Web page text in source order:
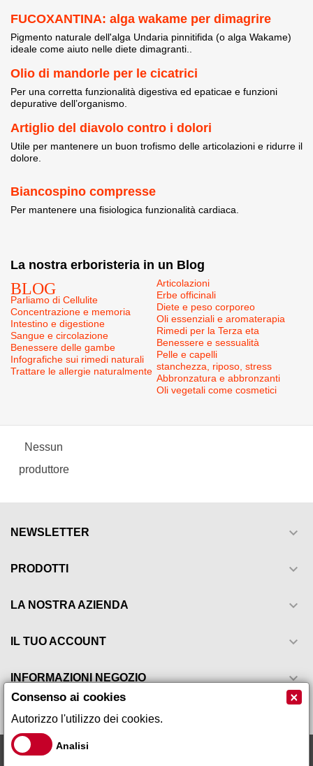
FUCOXANTINA: alga wakame per dimagrire
Pigmento naturale dell'alga Undaria pinnitifida (o alga Wakame)
ideale come aiuto nelle diete dimagranti..
Olio di mandorle per le cicatrici
Per una corretta funzionalità digestiva ed epaticae e funzioni
depurative dell’organismo.
Artiglio del diavolo contro i dolori
Utile per mantenere un buon trofismo delle articolazioni e ridurre il
dolore.
Biancospino compresse
Per mantenere una fisiologica funzionalità cardiaca.
La nostra erboristeria in un Blog
BLOG
Parliamo di Cellulite
Concentrazione e memoria
Intestino e digestione
Sangue e circolazione
Benessere delle gambe
Infografiche sui rimedi naturali
Trattare le allergie naturalmente
Articolazioni
Erbe officinali
Diete e peso corporeo
Oli essenziali e aromaterapia
Rimedi per la Terza eta
Benessere e sessualità
Pelle e capelli
stanchezza, riposo, stress
Abbronzatura e abbronzanti
Oli vegetali come cosmetici
Nessun
produttore
NEWSLETTER 
PRODOTTI 
LA NOSTRA AZIENDA 
IL TUO ACCOUNT 
INFORMAZIONI NEGOZIO 
Consenso ai cookies ×
Autorizzo l'utilizzo dei cookies.
Analisi
Galeno Sistemi s.r.l via Leopardi, 17 - 59015 - Carmignano Loc.